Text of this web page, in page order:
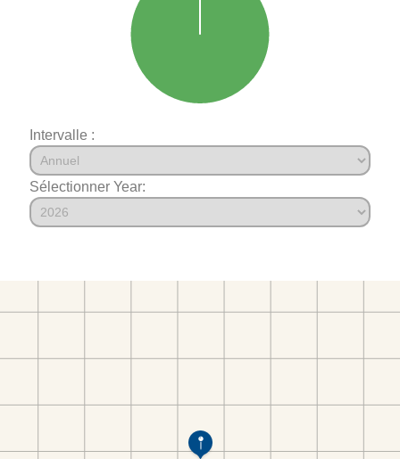
Intervalle :
Sélectionner Year: